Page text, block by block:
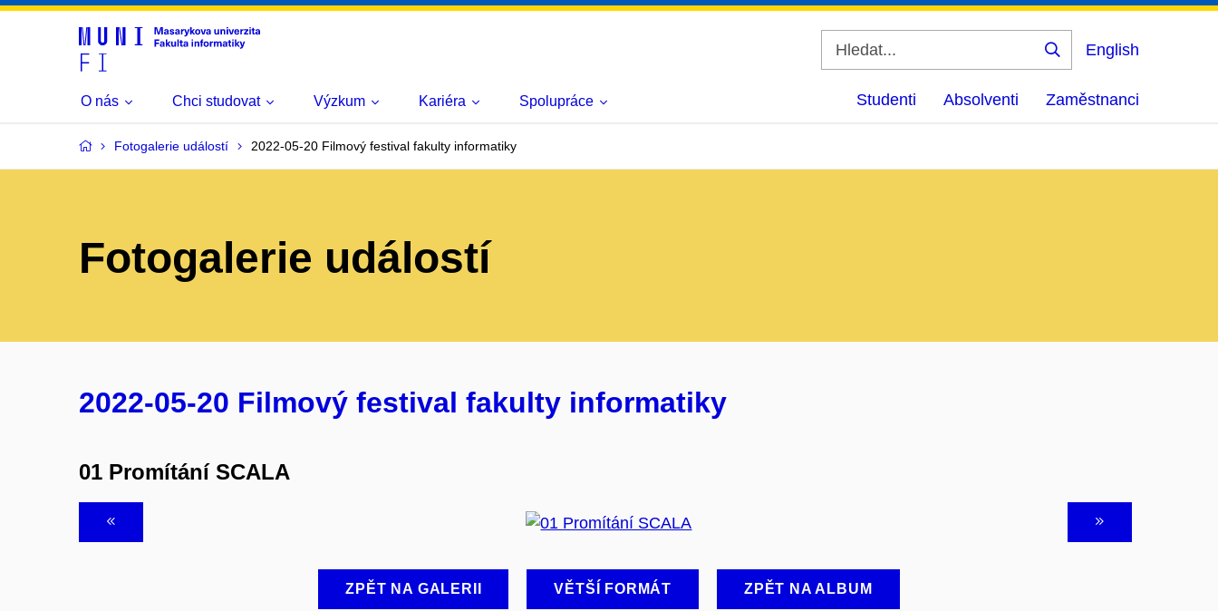
Vyhledat
English
O nás Chci studovat Výzkum Kariéra Spolupráce Studenti Absolventi Zaměstnanci
Fotogalerie událostí 2022-05-20 Filmový festival fakulty informatiky
Fotogalerie událostí
2022-05-20 Filmový festival fakulty informatiky
01 Promítání SCALA
ZPĚT NA GALERII VĚTŠÍ FORMÁT ZPĚT NA ALBUM